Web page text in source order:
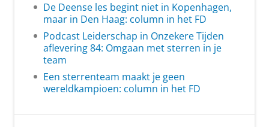
De Deense les begint niet in Kopenhagen,
maar in Den Haag: column in het FD
Podcast Leiderschap in Onzekere Tijden
aflevering 84: Omgaan met sterren in je
team
Een sterrenteam maakt je geen
wereldkampioen: column in het FD